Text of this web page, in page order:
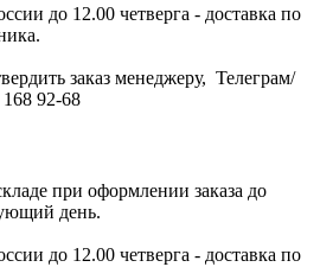
до 12.00 четверга - доставка по
заказ менеджеру, Телеграм/
92-68
при оформлении заказа до
день.
до 12.00 четверга - доставка по